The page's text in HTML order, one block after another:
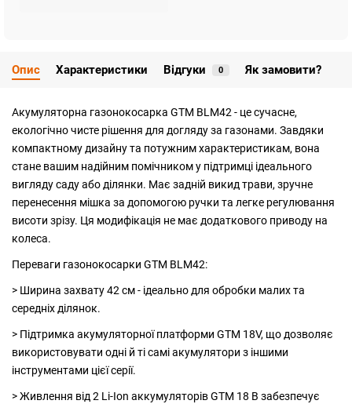
Опис Характеристики Відгуки 0 Як замовити?
Акумуляторна газонокосарка GTM BLM42 - це сучасне,
екологічно чисте рішення для догляду за газонами. Завдяки
компактному дизайну та потужним характеристикам, вона
стане вашим надійним помічником у підтримці ідеального
вигляду саду або ділянки. Має задній викид трави, зручне
перенесення мішка за допомогою ручки та легке регулювання
висоти зрізу. Ця модифікація не має додаткового приводу на
колеса.
Переваги газонокосарки GTM BLM42:
> Ширина захвату 42 см - ідеально для обробки малих та
середніх ділянок.
> Підтримка акумуляторної платформи GTM 18V, що дозволяє
використовувати одні й ті самі акумулятори з іншими
інструментами цієї серії.
> Живлення від 2 Li-Ion аккумуляторів GTM 18 В забезпечує